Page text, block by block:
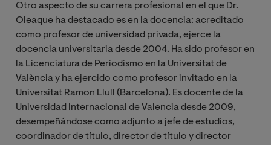
Otro aspecto de su carrera profesional en el que Dr.
Oleaque ha destacado es en la docencia: acreditado
como profesor de universidad privada, ejerce la
docencia universitaria desde 2004. Ha sido profesor en
la Licenciatura de Periodismo en la Universitat de
València y ha ejercido como profesor invitado en la
Universitat Ramon Llull (Barcelona). Es docente de la
Universidad Internacional de Valencia desde 2009,
desempeñándose como adjunto a jefe de estudios,
coordinador de título, director de título y director